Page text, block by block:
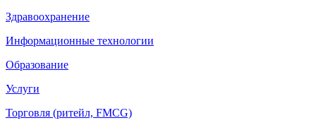
Здравоохранение
Информационные технологии
Образование
Услуги
Торговля (ритейл, FMCG)